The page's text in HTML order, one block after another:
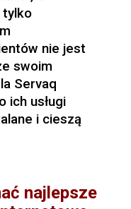
tylko
nie jest
swoim
Servaq
ich usługi
i cieszą
najlepsze